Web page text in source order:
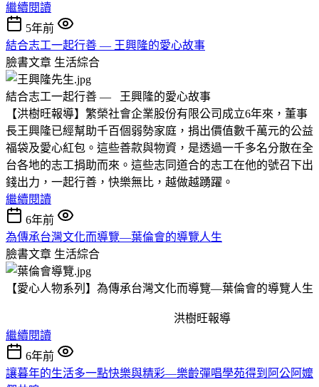
繼續閱讀
5年前
結合志工一起行善 — 王興隆的愛心故事
臉書文章 生活綜合
結合志工一起行善 — 王興隆的愛心故事
【洪樹旺報導】繁榮社會企業股份有限公司成立6年來，董事
長王興隆已經幫助千百個弱勢家庭，捐出價值數千萬元的公益
福袋及愛心紅包。這些善款與物資，是透過一千多名分散在全
台各地的志工捐助而來。這些志同道合的志工在他的號召下出
錢出力，一起行善，快樂無比，越做越踴躍。
繼續閱讀
6年前
為傳承台灣文化而導覽—葉倫會的導覽人生
臉書文章 生活綜合
【愛心人物系列】為傳承台灣文化而導覽—葉倫會的導覽人生
洪樹旺報導
繼續閱讀
6年前
讓暮年的生活多一點快樂與精彩—樂齡彈唱學苑得到阿公阿嬤